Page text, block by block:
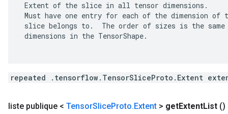
Extent of the slice in all tensor dimensions.
Must have one entry for each of the dimension
slice belongs to.  The order of sizes is the
dimensions in the TensorShape.
repeated .tensorflow.TensorSliceProto.Extent
liste publique < TensorSliceProto.Extent > getExtentList ()